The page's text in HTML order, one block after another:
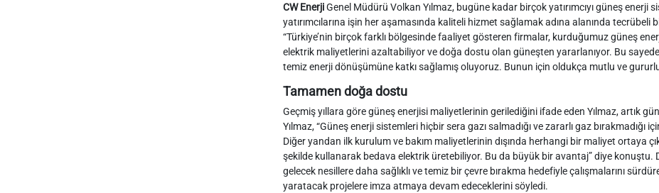
CW EnerjiGenel Müdürü Volkan Yılmaz, bugüne kadar birçok yatırımcıyı güneş enerji
yatırımcılarına işin her aşamasında kaliteli hizmet sağlamak adına alanında tecrübeli
“Türkiye’nin birçok farklı bölgesinde faaliyet gösteren firmalar, kurduğumuz güneş
elektrik maliyetlerini azaltabiliyor ve doğa dostu olan güneşten yararlanıyor. Bu
temiz enerji dönüşümüne katkı sağlamış oluyoruz. Bunun için oldukça mutlu ve
Tamamen doğa dostu
Geçmiş yıllara göre güneş enerjisi maliyetlerinin gerilediğini ifade eden Yılmaz, artık
Yılmaz, “Güneş enerji sistemleri hiçbir sera gazı salmadığı ve zararlı gaz
Diğer yandan ilk kurulum ve bakım maliyetlerinin dışında herhangi bir maliyet ortaya
şekilde kullanarak bedava elektrik üretebiliyor. Bu da büyük bir avantaj” diye konuştu.
gelecek nesillere daha sağlıklı ve temiz bir çevre bırakma hedefiyle çalışmalarını
yaratacak projelere imza atmaya devam edeceklerini söyledi.